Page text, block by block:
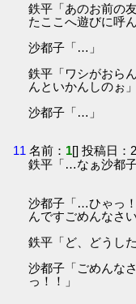
鉄平「あのお前の
たここへ遊びに呼
沙都子「…」
鉄平「ワシがおら
んといかんしのぉ」
沙都子「…」
11 名前： 1[] 投稿日：
鉄平「…なぁ沙都子
沙都子「…ひゃっ
んですごめんなさい
鉄平「ど、どうした
沙都子「ごめんな
っ！！」